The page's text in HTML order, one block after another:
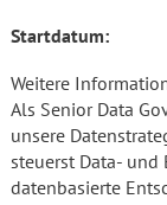
Startdatum:
Weitere
Als Senior Data
unsere
steuerst Data-
datenbasierte